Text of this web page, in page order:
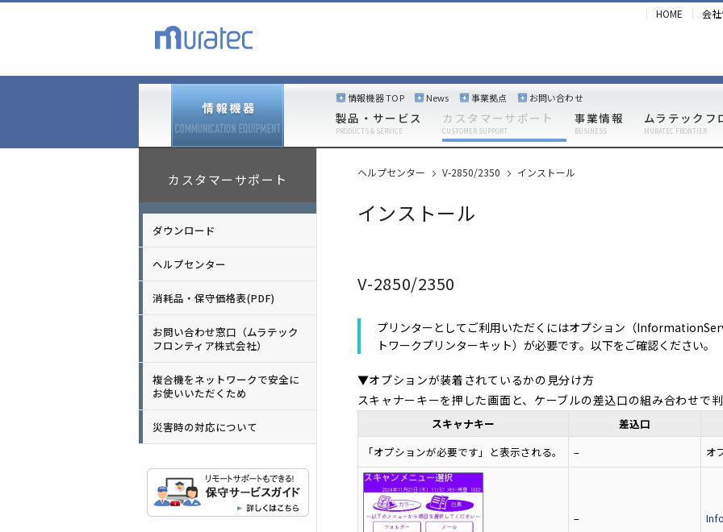
HOME 会
製品・サービス
PRODUCTS & SERVICE
カスタマーサポート
CUSTOMER SUPPORT
事業情報
BUSINESS
ムラテックフ
MURATEC FRONTIER
情報機器 TOP News 事業拠点 お問い合わせ
カスタマーサポート
ダウンロード
ヘルプセンター
消耗品・保守価格表(PDF)
お問い合わせ窓口（ムラテック
フロンティア株式会社）
複合機をネットワークで安全に
お使いいただくため
災害時の対応について
ヘルプセンター V-2850/2350 インストール
インストール
V-2850/2350
プリンターとしてご利用いただくにはオプション（
トワークプリンターキット）が必要です。以下をご確認ください。
▼オプションが装着されているかの見分け方
スキャナーキーを押した画面と、ケーブルの差込口の組み合わせで判
スキャナキー 差込口
「オプションが必要です」と表示される。
– オ
–